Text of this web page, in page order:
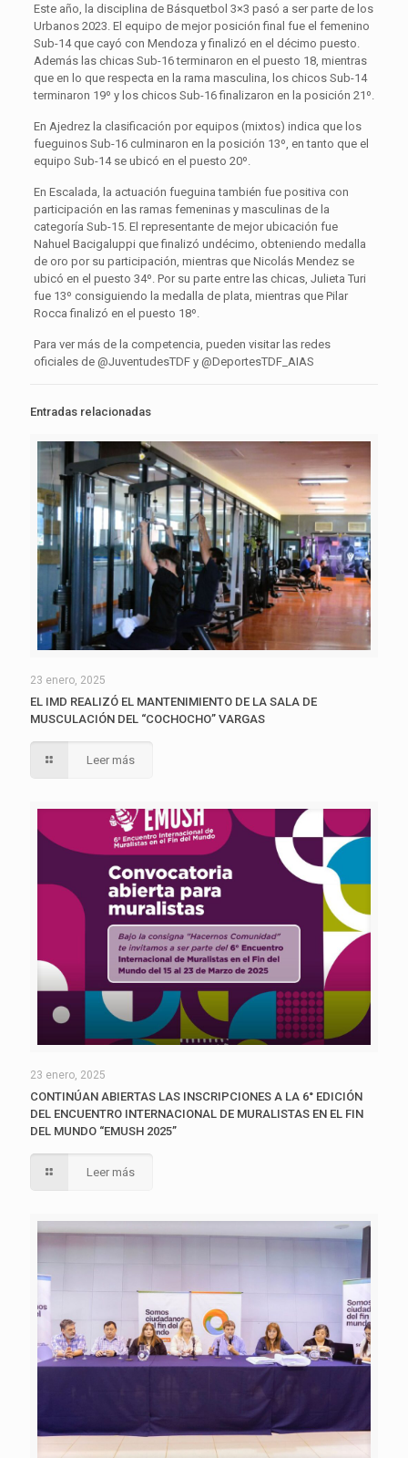
Este año, la disciplina de Básquetbol 3×3 pasó a ser parte de los
Urbanos 2023. El equipo de mejor posición final fue el femenino
Sub-14 que cayó con Mendoza y finalizó en el décimo puesto.
Además las chicas Sub-16 terminaron en el puesto 18, mientras
que en lo que respecta en la rama masculina, los chicos Sub-14
terminaron 19º y los chicos Sub-16 finalizaron en la posición 21º.
En Ajedrez la clasificación por equipos (mixtos) indica que los
fueguinos Sub-16 culminaron en la posición 13º, en tanto que el
equipo Sub-14 se ubicó en el puesto 20º.
En Escalada, la actuación fueguina también fue positiva con
participación en las ramas femeninas y masculinas de la
categoría Sub-15. El representante de mejor ubicación fue
Nahuel Bacigaluppi que finalizó undécimo, obteniendo medalla
de oro por su participación, mientras que Nicolás Mendez se
ubicó en el puesto 34º. Por su parte entre las chicas, Julieta Turi
fue 13º consiguiendo la medalla de plata, mientras que Pilar
Rocca finalizó en el puesto 18º.
Para ver más de la competencia, pueden visitar las redes
oficiales de @JuventudesTDF y @DeportesTDF_AIAS
Entradas relacionadas
23 enero, 2025
EL IMD REALIZÓ EL MANTENIMIENTO DE LA SALA DE
MUSCULACIÓN DEL “COCHOCHO” VARGAS
Leer más
23 enero, 2025
CONTINÚAN ABIERTAS LAS INSCRIPCIONES A LA 6° EDICIÓN
DEL ENCUENTRO INTERNACIONAL DE MURALISTAS EN EL FIN
DEL MUNDO “EMUSH 2025”
Leer más